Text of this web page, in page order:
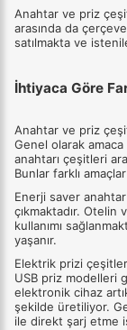
Anahtar ve priz
arasında da
satılmakta ve
İhtiyaca Göre
Anahtar ve priz
Genel olarak
anahtarı çeşitleri
Bunlar farklı
Enerji saver
çıkmaktadır.
kullanımı
yaşanır.
Elektrik prizi
USB priz modelleri
elektronik cihaz
şekilde üretiliyor.
ile direkt şarj etme